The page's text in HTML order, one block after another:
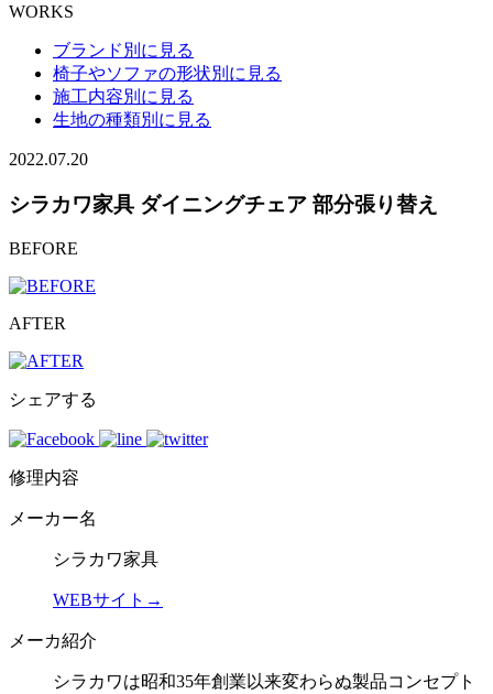
WORKS
ブランド別に見る
椅子やソファの形状別に見る
施工内容別に見る
生地の種類別に見る
2022.07.20
シラカワ家具 ダイニングチェア 部分張り替え
BEFORE
AFTER
シェアする
修理内容
メーカー名
シラカワ家具
WEBサイト→
メーカ紹介
シラカワは昭和35年創業以来変わらぬ製品コンセプト